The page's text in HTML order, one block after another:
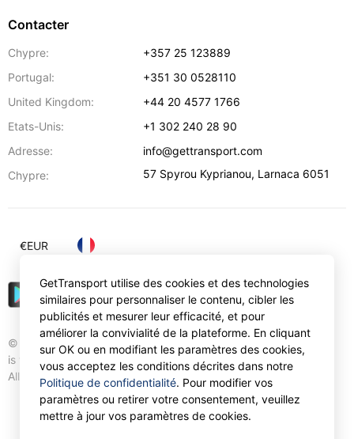
Contacter
Chypre:
+357 25 123889
Portugal:
+351 30 0528110
United Kingdom:
+44 20 4577 1766
Etats-Unis:
+1 302 240 28 90
Adresse:
info@gettransport.com
Chypre:
57 Spyrou Kyprianou, Larnaca 6051
© Gettransport International Limited. GetTransport®
is trademark of Gettransport International Limited.
All rights reserved.
€EUR
GetTransport utilise des cookies et des technologies
similaires pour personnaliser le contenu, cibler les
publicités et mesurer leur efficacité, et pour
améliorer la convivialité de la plateforme. En cliquant
sur OK ou en modifiant les paramètres des cookies,
vous acceptez les conditions décrites dans notre
Politique de confidentialité. Pour modifier vos
paramètres ou retirer votre consentement, veuillez
mettre à jour vos paramètres de cookies.